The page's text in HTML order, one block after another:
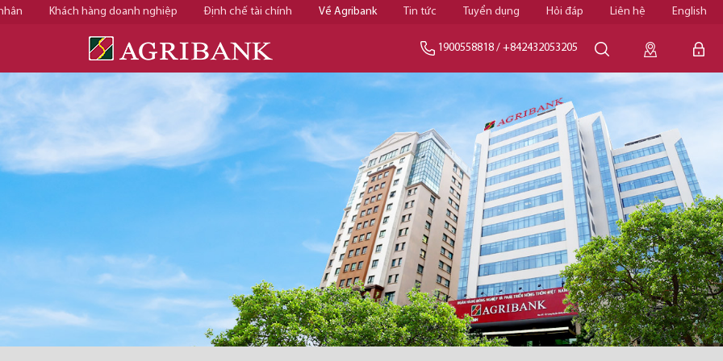
Khách hàng doanh nghiệp Định chế tài chính Về Agribank Tin tức Tuyển dụng Hỏi đáp Liên hệ English
1900558818 / +842432053205